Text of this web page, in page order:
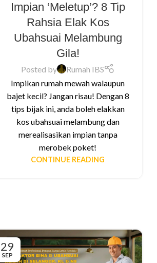
Impian ‘Meletup’? 8 Tip
Rahsia Elak Kos
Ubahsuai Melambung
Gila!
Posted by
Rumah IBS
Impikan rumah mewah walaupun
bajet kecil? Jangan risau! Dengan 8
tips bijak ini, anda boleh elakkan
kos ubahsuai melambung dan
merealisasikan impian tanpa
merobek poket!
CONTINUE READING
29
SEP